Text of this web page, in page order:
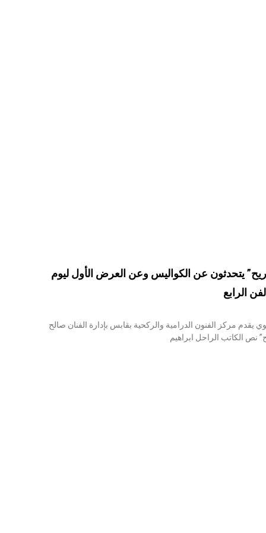
يتحدثون عن الكواليس وعن العرض الأول ليوم
يقدم مركز الفنون الدرامية والركحية بقابس بإدارة الفنان صالح
نص الكاتب الراحل ابراهيم